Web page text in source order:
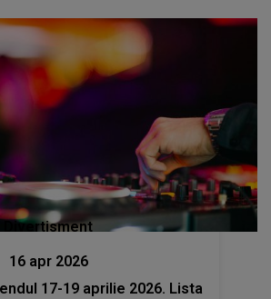
Divertisment
16 apr 2026
17-19 aprilie 2026. Lista